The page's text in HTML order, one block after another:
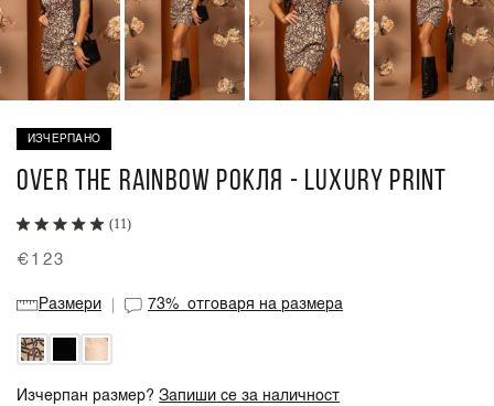
ИЗЧЕРПАНО
OVER THE RAINBOW РОКЛЯ - LUXURY PRINT
(11)
€123
Размери 73%отговаря на размера
Изчерпан размер?Запиши се за наличност